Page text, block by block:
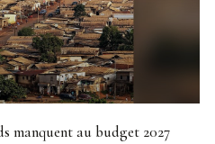
manquent au budget 2027